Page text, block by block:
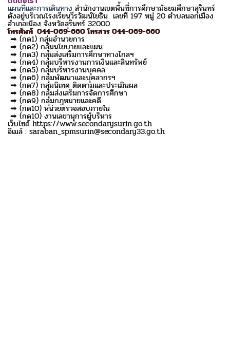
แผนที่และการเดินทางสำนักงานเขตพื้นที่การศึกษามัธยมศึกษาสุรินทร์
ตั้งอยู่บริเวณโรงเรียนวีรวัฒน์โยธิน เลขที่ 197 หมู่ 20 ตำบลนอกเมือง
อำเภอเมือง จังหวัดสุรินทร์ 32000
โทรศัพท์ 044-069-660 โทรสาร 044-069-660
➡ (กด1) กลุ่มอำนวยการ
➡ (กด2) กลุ่มนโยบายและแผน
➡ (กด3) กลุ่มส่งเสริมการศึกษาทางไกลฯ
➡ (กด4) กลุ่มบริหารงานการเงินและสินทรัพย์
➡ (กด5) กลุ่มบริหารงานบุคคล
➡ (กด6) กลุ่มพัฒนาและบุคลากรฯ
➡ (กด7) กลุ่มนิเทศ ติดตามและประเมินผล
➡ (กด8) กลุ่มส่งเสริมการจัดการศึกษา
➡ (กด9) กลุ่มกฎหมายและคดี
➡ (กด10) หน่วยตรวจสอบภายใน
➡ (กด10) งานเลขานุการผู้บริหาร
เว็บไซด์ https://www.secondarysurin.go.th
อีเมล์ : saraban_spmsurin@secondary33.go.th